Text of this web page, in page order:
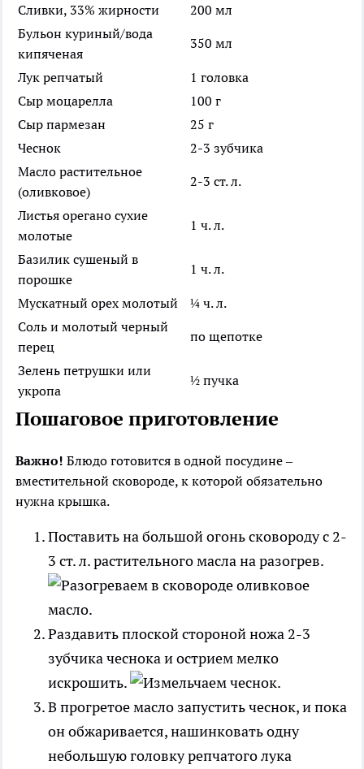
Сливки, 33% жирности
200 мл
Бульон куриный/вода
кипяченая
350 мл
Лук репчатый
1 головка
Сыр моцарелла
100 г
Сыр пармезан
25 г
Чеснок
2-3 зубчика
Масло растительное
(оливковое)
2-3 ст. л.
Листья орегано сухие
молотые
1 ч. л.
Базилик сушеный в
порошке
1 ч. л.
Мускатный орех молотый
¼ ч. л.
Соль и молотый черный
перец
по щепотке
Зелень петрушки или
укропа
½ пучка
Пошаговое приготовление
Важно! Блюдо готовится в одной посудине –
вместительной сковороде, к которой обязательно
нужна крышка.
Поставить на большой огонь сковороду с 2-
3 ст. л. растительного масла на разогрев.
Раздавить плоской стороной ножа 2-3
зубчика чеснока и острием мелко
искрошить.
В прогретое масло запустить чеснок, и пока
он обжаривается, нашинковать одну
небольшую головку репчатого лука